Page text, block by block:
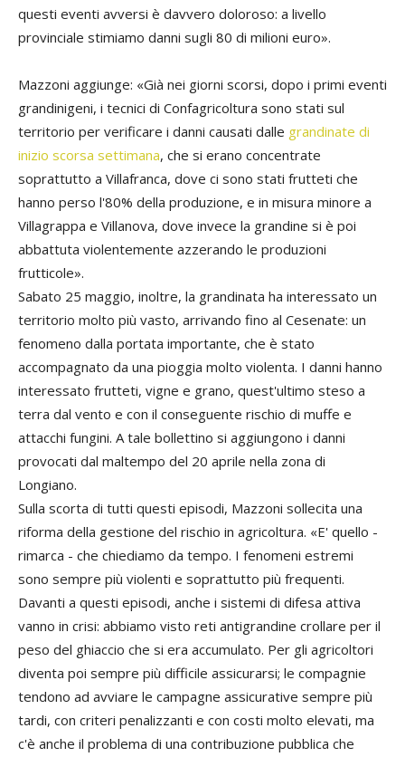
questi eventi avversi è davvero doloroso: a livello
provinciale stimiamo danni sugli 80 di milioni euro».
Mazzoni aggiunge: «Già nei giorni scorsi, dopo i primi eventi
grandinigeni, i tecnici di Confagricoltura sono stati sul
territorio per verificare i danni causati dalle grandinate di
inizio scorsa settimana, che si erano concentrate
soprattutto a Villafranca, dove ci sono stati frutteti che
hanno perso l'80% della produzione, e in misura minore a
Villagrappa e Villanova, dove invece la grandine si è poi
abbattuta violentemente azzerando le produzioni
frutticole».
Sabato 25 maggio, inoltre, la grandinata ha interessato un
territorio molto più vasto, arrivando fino al Cesenate: un
fenomeno dalla portata importante, che è stato
accompagnato da una pioggia molto violenta. I danni hanno
interessato frutteti, vigne e grano, quest'ultimo steso a
terra dal vento e con il conseguente rischio di muffe e
attacchi fungini. A tale bollettino si aggiungono i danni
provocati dal maltempo del 20 aprile nella zona di
Longiano.
Sulla scorta di tutti questi episodi, Mazzoni sollecita una
riforma della gestione del rischio in agricoltura. «E' quello -
rimarca - che chiediamo da tempo. I fenomeni estremi
sono sempre più violenti e soprattutto più frequenti.
Davanti a questi episodi, anche i sistemi di difesa attiva
vanno in crisi: abbiamo visto reti antigrandine crollare per il
peso del ghiaccio che si era accumulato. Per gli agricoltori
diventa poi sempre più difficile assicurarsi; le compagnie
tendono ad avviare le campagne assicurative sempre più
tardi, con criteri penalizzanti e con costi molto elevati, ma
c'è anche il problema di una contribuzione pubblica che